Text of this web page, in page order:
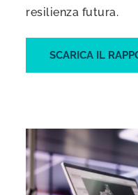
resilienza futura.
SCARICA IL